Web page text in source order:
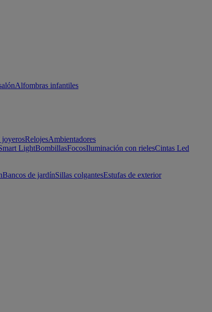
Alfombras infantiles
joyerosRelojesAmbientadores
LightBombillasFocosIluminación con rielesCintas Led
Bancos de jardínSillas colgantesEstufas de exterior